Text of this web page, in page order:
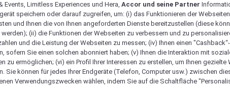
Events, Limitless Experiences und Hera, Accor und seine Partner
speichern oder darauf zugreifen, um: (i) das Funktionieren der
und Ihnen die von Ihnen angeforderten Dienste bereitzustellen (diese
(ii) die Funktionen der Webseiten zu verbessern und zu
und die Leistung der Webseiten zu messen; (iv) Ihnen einen
sofern Sie einen solchen abonniert haben; (v) Ihnen die Interaktion mit
zu ermöglichen; (vi) ein Profil Ihrer Interessen zu erstellen, um Ihnen gezielte
Sie können für jedes Ihrer Endgeräte (Telefon, Computer usw.) zwischen
Verwendungszwecken wählen, indem Sie auf die Schaltfläche